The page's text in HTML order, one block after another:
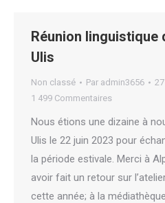
Réunion linguistique
Ulis
Non classé Par admin3656
1 499 Commentaires
Nous étions une dizaine à
Ulis le 22 juin 2023 pour
la période estivale. Merci à
avoir fait un retour sur
cette année; à la